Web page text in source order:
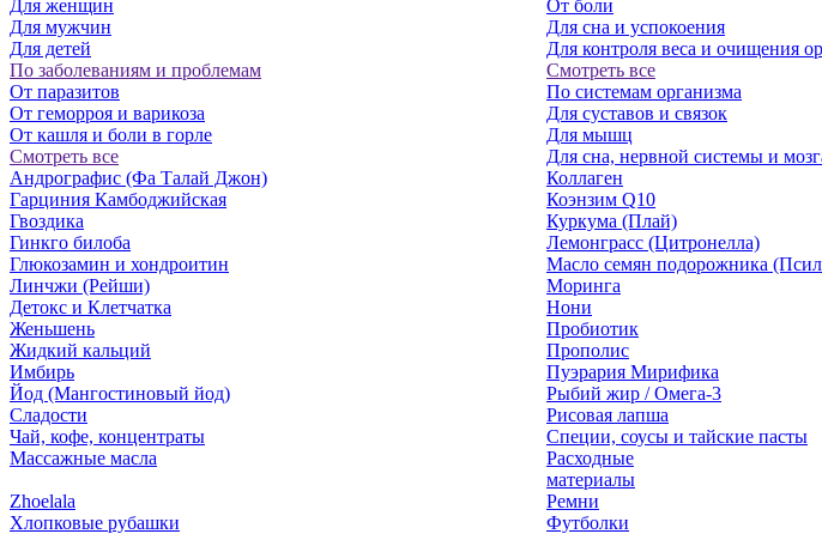
Для женщин
Для мужчин
Для детей
По заболеваниям и проблемам
От паразитов
Oт геморроя и варикоза
От кашля и боли в горле
Смотреть все
От боли
Для сна и успокоения
Для контроля веса и очищения
Смотреть все
По системам организма
Для суставов и связок
Для мышц
Для сна, нервной системы и
Андрографис (Фа Талай Джон)
Гарциния Камбоджийская
Гвоздика
Гинкго билоба
Глюкозамин и хондроитин
Линчжи (Рейши)
Детокс и Клетчатка
Женьшень
Жидкий кальций
Имбирь
Йод (Мангостиновый йод)
Коллаген
Коэнзим Q10
Куркума (Плай)
Лемонграсс (Цитронелла)
Масло семян подорожника
Моринга
Нони
Пробиотик
Прополис
Пуэрария Мирифика
Рыбий жир / Омега-3
Сладости
Чай, кофе, концентраты
Рисовая лапша
Специи, соусы и тайские пасты
Массажные масла
Расходные
материалы
Zhoelala
Хлопковые рубашки
Ремни
Футболки